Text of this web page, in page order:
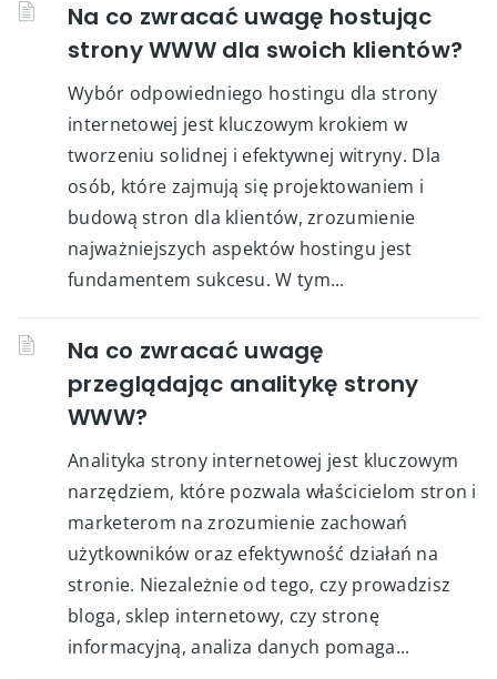
Na co zwracać uwagę hostując
strony WWW dla swoich klientów?
Wybór odpowiedniego hostingu dla strony
internetowej jest kluczowym krokiem w
tworzeniu solidnej i efektywnej witryny. Dla
osób, które zajmują się projektowaniem i
budową stron dla klientów, zrozumienie
najważniejszych aspektów hostingu jest
fundamentem sukcesu. W tym...
Na co zwracać uwagę
przeglądając analitykę strony
WWW?
Analityka strony internetowej jest kluczowym
narzędziem, które pozwala właścicielom stron i
marketerom na zrozumienie zachowań
użytkowników oraz efektywność działań na
stronie. Niezależnie od tego, czy prowadzisz
bloga, sklep internetowy, czy stronę
informacyjną, analiza danych pomaga...